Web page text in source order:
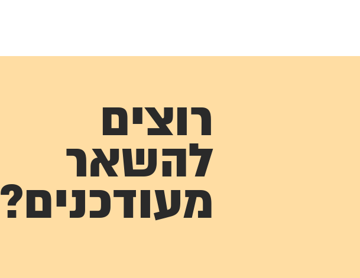
רוצים
להשאר
מעודכנים?